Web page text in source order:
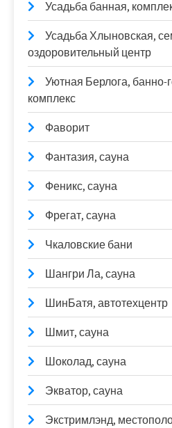
Усадьба банная,
Усадьба Хлыновская,
оздоровительный центр
Уютная Берлога, банно-
комплекс
Фаворит
Фантазия, сауна
Феникс, сауна
Фрегат, сауна
Чкаловские бани
Шангри Ла, сауна
ШинБатя, автотехцентр
Шмит, сауна
Шоколад, сауна
Экватор, сауна
Экстримлэнд,